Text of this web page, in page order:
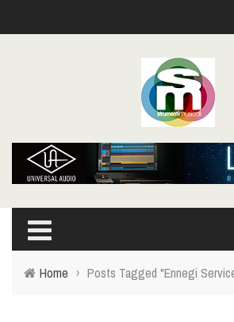
Home › Posts Tagged "Ennegi